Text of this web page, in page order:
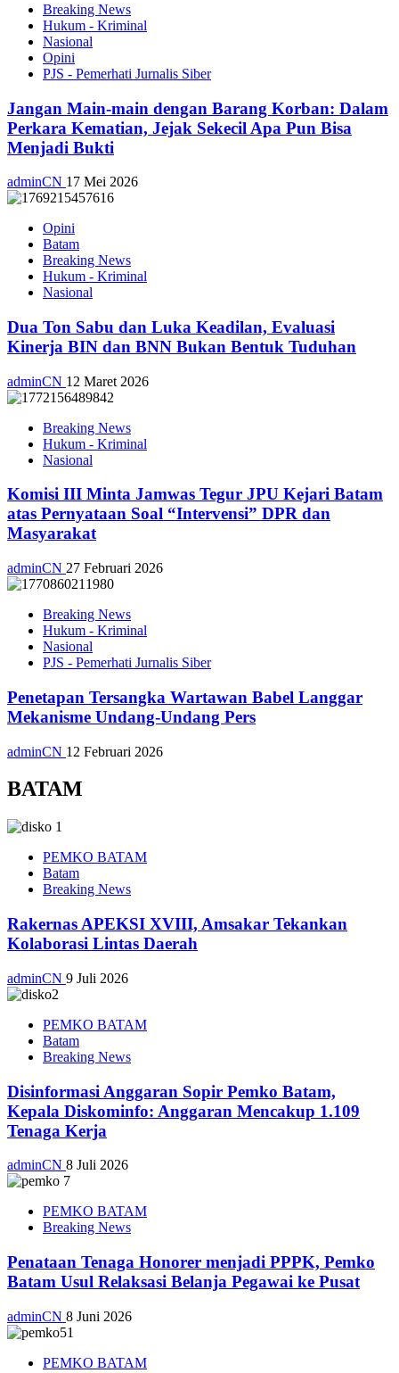
Breaking News
Hukum - Kriminal
Nasional
Opini
PJS - Pemerhati Jurnalis Siber
Jangan Main-main dengan Barang Korban: Dalam
Perkara Kematian, Jejak Sekecil Apa Pun Bisa
Menjadi Bukti
adminCN 17 Mei 2026
Opini
Batam
Breaking News
Hukum - Kriminal
Nasional
Dua Ton Sabu dan Luka Keadilan, Evaluasi
Kinerja BIN dan BNN Bukan Bentuk Tuduhan
adminCN 12 Maret 2026
Breaking News
Hukum - Kriminal
Nasional
Komisi III Minta Jamwas Tegur JPU Kejari Batam
atas Pernyataan Soal “Intervensi” DPR dan
Masyarakat
adminCN 27 Februari 2026
Breaking News
Hukum - Kriminal
Nasional
PJS - Pemerhati Jurnalis Siber
Penetapan Tersangka Wartawan Babel Langgar
Mekanisme Undang-Undang Pers
adminCN 12 Februari 2026
BATAM
PEMKO BATAM
Batam
Breaking News
Rakernas APEKSI XVIII, Amsakar Tekankan
Kolaborasi Lintas Daerah
adminCN 9 Juli 2026
PEMKO BATAM
Batam
Breaking News
Disinformasi Anggaran Sopir Pemko Batam,
Kepala Diskominfo: Anggaran Mencakup 1.109
Tenaga Kerja
adminCN 8 Juli 2026
PEMKO BATAM
Breaking News
Penataan Tenaga Honorer menjadi PPPK, Pemko
Batam Usul Relaksasi Belanja Pegawai ke Pusat
adminCN 8 Juni 2026
PEMKO BATAM